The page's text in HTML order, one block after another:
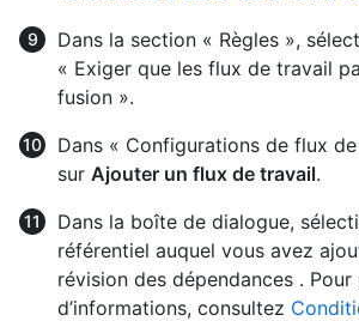
Dans la section « Règles »,
« Exiger que les flux de travail
fusion ».
Dans « Configurations de flux
sur Ajouter un flux de travail.
Dans la boîte de dialogue,
référentiel auquel vous avez
révision des dépendances . Pour
d’informations, consultez